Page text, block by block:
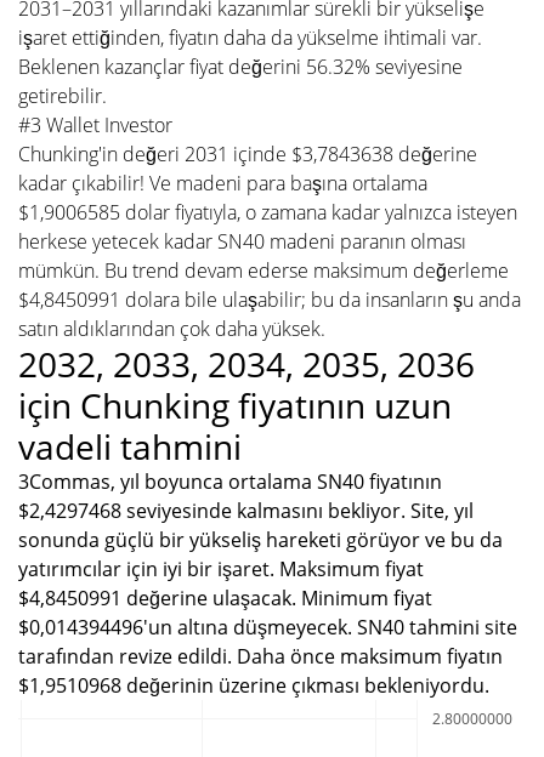
2031–2031 yıllarındaki kazanımlar sürekli bir yükselişe
işaret ettiğinden, fiyatın daha da yükselme ihtimali var.
Beklenen kazançlar fiyat değerini 56.32% seviyesine
getirebilir.
#3 Wallet Investor
Chunking'in değeri 2031 içinde $3,7843638 değerine
kadar çıkabilir! Ve madeni para başına ortalama
$1,9006585 dolar fiyatıyla, o zamana kadar yalnızca isteyen
herkese yetecek kadar SN40 madeni paranın olması
mümkün. Bu trend devam ederse maksimum değerleme
$4,8450991 dolara bile ulaşabilir; bu da insanların şu anda
satın aldıklarından çok daha yüksek.
2032, 2033, 2034, 2035, 2036
için Chunking fiyatının uzun
vadeli tahmini
3Commas, yıl boyunca ortalama SN40 fiyatının
$2,4297468 seviyesinde kalmasını bekliyor. Site, yıl
sonunda güçlü bir yükseliş hareketi görüyor ve bu da
yatırımcılar için iyi bir işaret. Maksimum fiyat
$4,8450991 değerine ulaşacak. Minimum fiyat
$0,014394496'un altına düşmeyecek. SN40 tahmini site
tarafından revize edildi. Daha önce maksimum fiyatın
$1,9510968 değerinin üzerine çıkması bekleniyordu.